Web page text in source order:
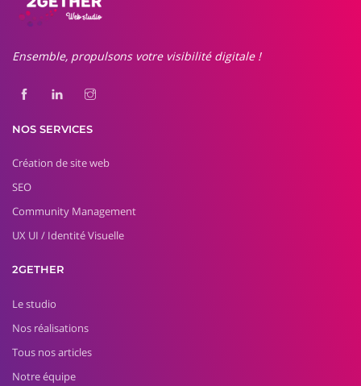
Ensemble, propulsons votre visibilité digitale !
NOS SERVICES
Création de site web
SEO
Community Management
UX UI / Identité Visuelle
2GETHER
Le studio
Nos réalisations
Tous nos articles
Notre équipe